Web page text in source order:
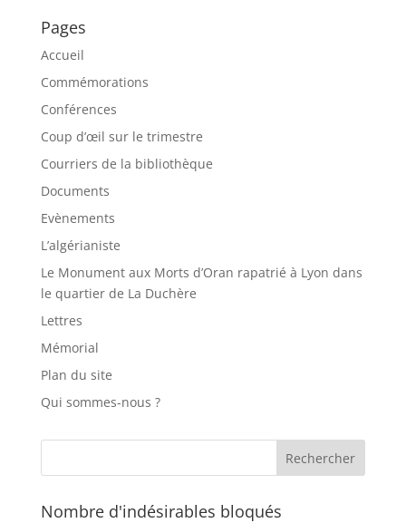
Pages
Accueil
Commémorations
Conférences
Coup d’œil sur le trimestre
Courriers de la bibliothèque
Documents
Evènements
L’algérianiste
Le Monument aux Morts d’Oran rapatrié à Lyon dans
le quartier de La Duchère
Lettres
Mémorial
Plan du site
Qui sommes-nous ?
Nombre d'indésirables bloqués